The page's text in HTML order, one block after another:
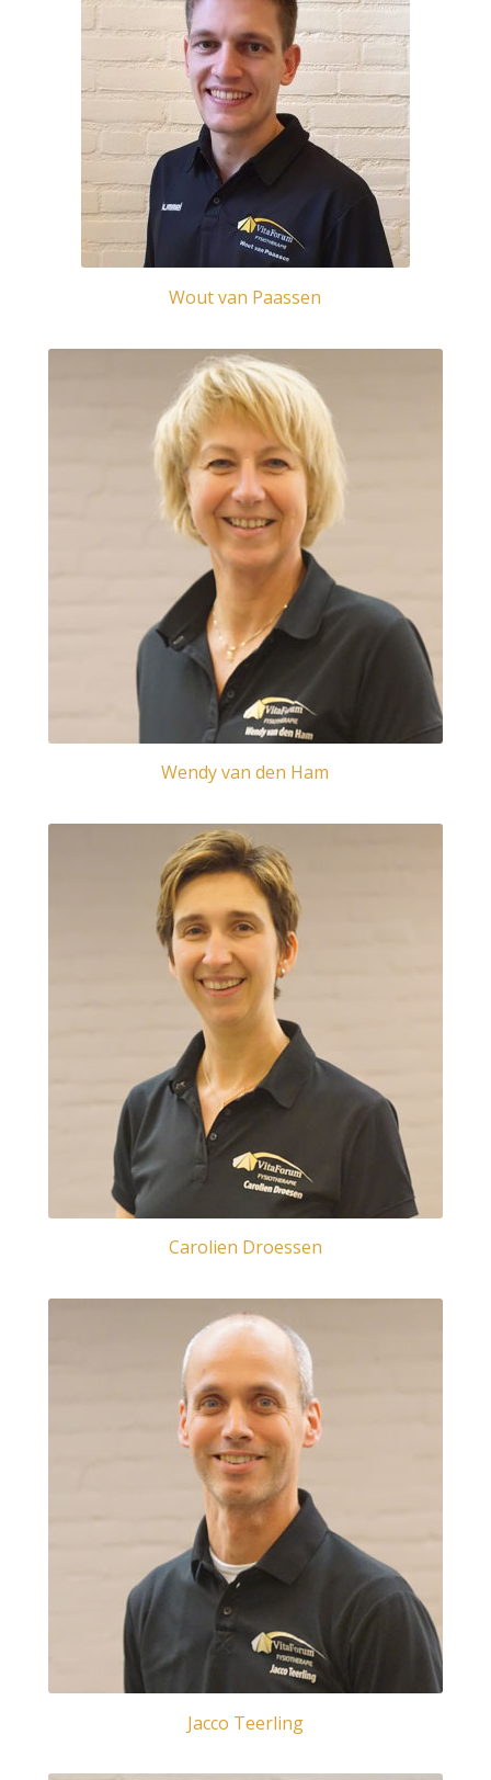
Wout van Paassen
Wendy van den Ham
Carolien Droessen
Jacco Teerling